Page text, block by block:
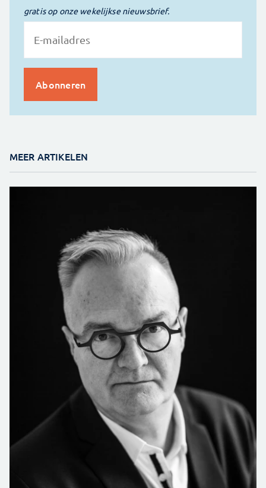
gratis op onze wekelijkse nieuwsbrief.
MEER ARTIKELEN